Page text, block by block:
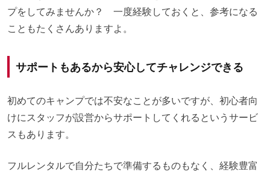
プをしてみませんか？ 一度経験しておくと、参考になる
こともたくさんありますよ。
サポートもあるから安心してチャレンジできる
初めてのキャンプでは不安なことが多いですが、初心者向
けにスタッフが設営からサポートしてくれるというサービ
スもあります。
フルレンタルで自分たちで準備するものもなく、経験豊富